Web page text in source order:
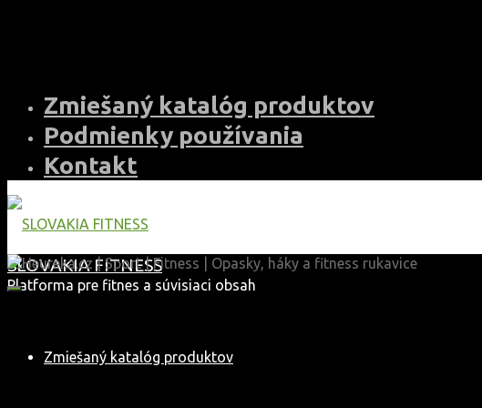
Zmiešaný katalóg produktov
Podmienky používania
Kontakt
SLOVAKIA FITNESS
Platforma pre fitnes a súvisiaci obsah
Zmiešaný katalóg produktov